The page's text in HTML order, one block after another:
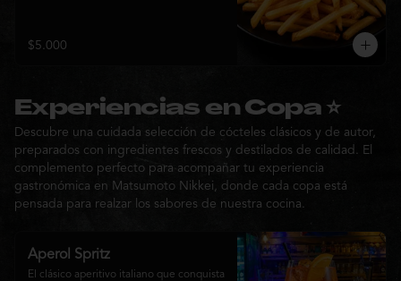
$5.000
Experiencias en Copa ⭐
Descubre una cuidada selección de cócteles clásicos y de autor,
preparados con ingredientes frescos y destilados de calidad. El
complemento perfecto para acompañar tu experiencia
gastronómica en Matsumoto Nikkei, donde cada copa está
pensada para realzar los sabores de nuestra cocina.
Aperol Spritz
El clásico aperitivo italiano que conquista